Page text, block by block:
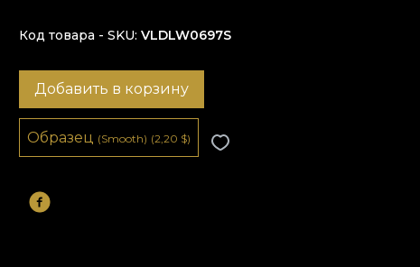
Код товара - SKU VLDLW0697S
Добавить в корзину
Образец (Smooth) (2,20 $)